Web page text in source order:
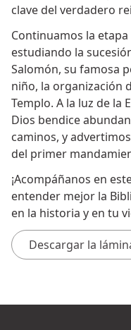
clave del verdadero
Continuamos la
estudiando la
Salomón, su famosa
niño, la organización
Templo. A la luz de la
Dios bendice
caminos, y
del primer
¡Acompáñanos en
entender mejor la
en la historia y en tu
Descargar la